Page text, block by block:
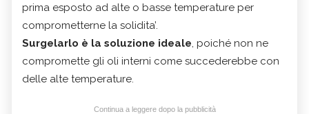
prima esposto ad alte o basse temperature per
comprometterne la solidita’.
Surgelarlo è la soluzione ideale, poiché non ne
compromette gli oli interni come succederebbe con
delle alte temperature.
Continua a leggere dopo la pubblicità